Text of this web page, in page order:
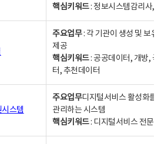
핵심키워드: 정보시스템감리사,
주요업무: 각 기관이 생성 및 보
제공
핵심키워드: 공공데이터, 개방,
터, 추천데이터
스템
주요업무디지털서비스 활성화를
관리하는 시스템
핵심키워드: 디지털서비스 전문